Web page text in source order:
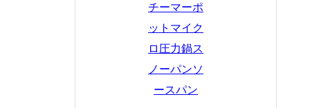
チーマーポ
ット マイク
ロ圧力鍋ス
ノーパンソ
ースパン